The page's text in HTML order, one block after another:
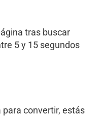
tras buscar
5 y 15 segundos
convertir, estás